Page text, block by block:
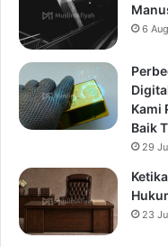
6
Kami
Baik
29
23